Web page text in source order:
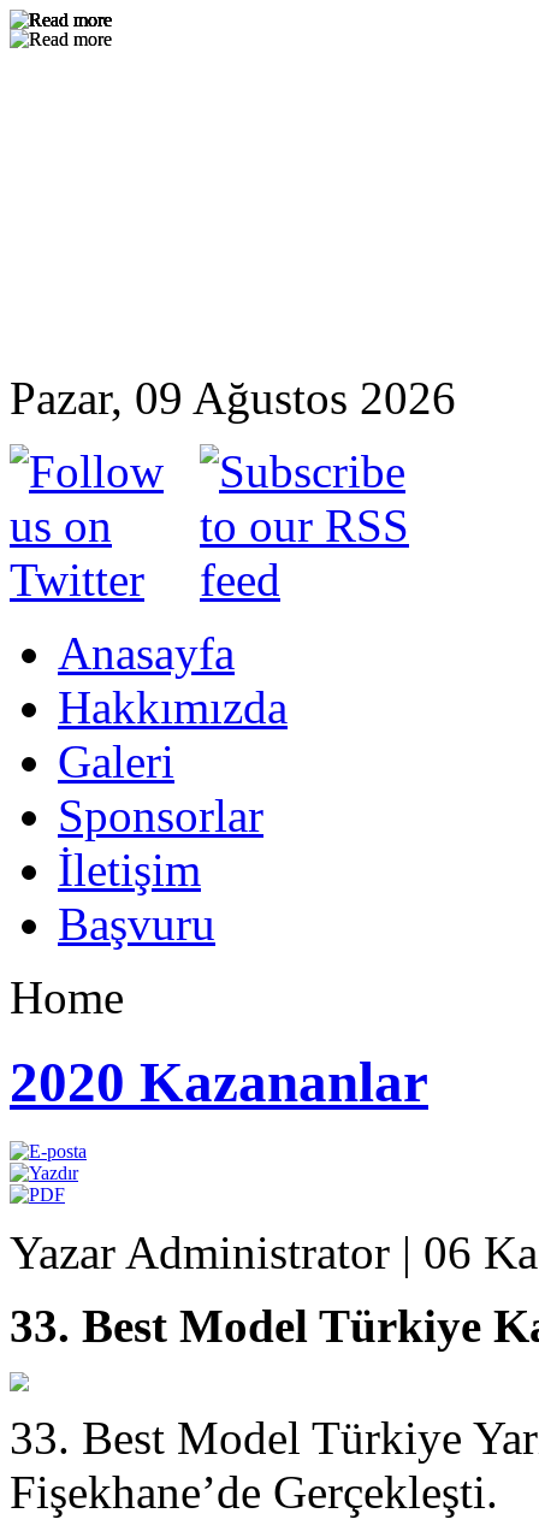
Pazar, 09 Ağustos 2026
Anasayfa
Hakkımızda
Galeri
Sponsorlar
İletişim
Başvuru
Home
2020 Kazananlar
Yazar Administrator | 06
33. Best Model Türkiye
33. Best Model Türkiye
Fişekhane’de Gerçekleşti.